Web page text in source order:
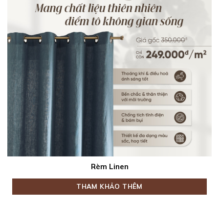
Rèm Linen
THAM KHẢO THÊM